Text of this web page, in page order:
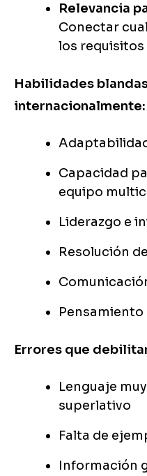
Relevancia
Conectar
los requisitos
Habilidades
internacionalmente:
Capacidad
equipo
Liderazgo e
Resolución
Errores que
Lenguaje
superlativo
Falta de
Información